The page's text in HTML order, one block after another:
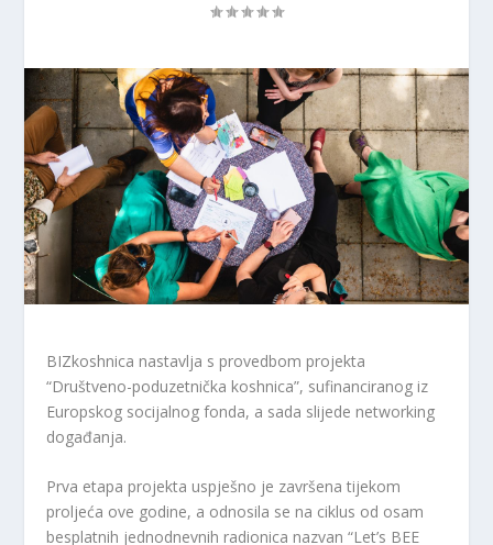
BIZkoshnica nastavlja s provedbom projekta
“Društveno-poduzetnička koshnica”, sufinanciranog iz
Europskog socijalnog fonda, a sada slijede networking
događanja.
Prva etapa projekta uspješno je završena tijekom
proljeća ove godine, a odnosila se na ciklus od osam
besplatnih jednodnevnih radionica nazvan “Let’s BEE